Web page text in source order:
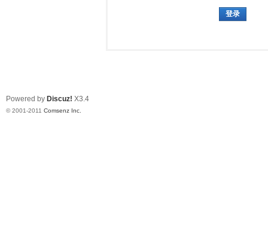
登录
Powered by Discuz! X3.4
© 2001-2011 Comsenz Inc.